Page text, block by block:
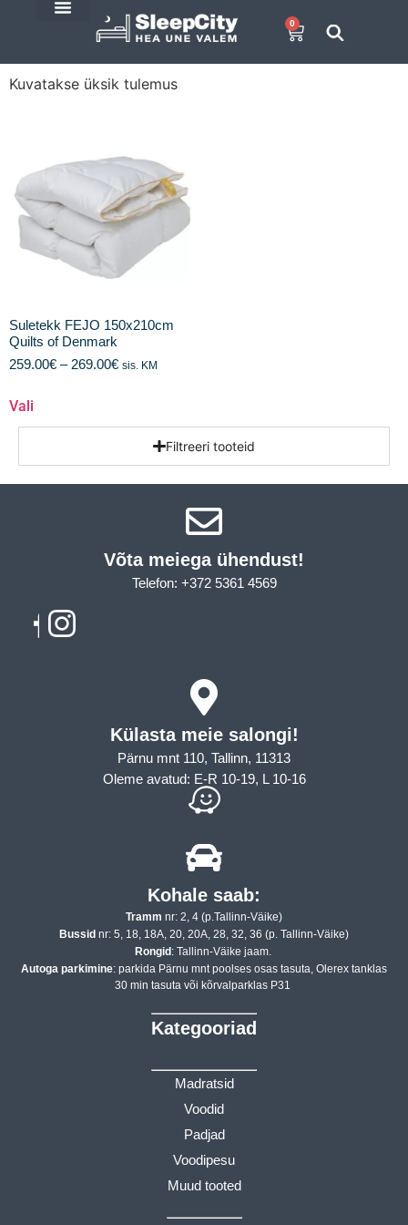
0
Kuvatakse üksik tulemus
Suletekk FEJO 150x210cm
Quilts of Denmark
259.00€ – 269.00€ sis. KM
Vali
Filtreeri tooteid
Võta meiega ühendust!​
Telefon: +372 5361 4569
Külasta meie salongi!
Pärnu mnt 110, Tallinn, 11313
Oleme avatud: E-R 10-19, L 10-16
Kohale saab:
Tramm nr: 2, 4 (p.Tallinn-Väike)
Bussid nr: 5, 18, 18A, 20, 20A, 28, 32, 36 (p. Tallinn-Väike)
Rongid: Tallinn-Väike jaam.
Autoga parkimine: parkida Pärnu mnt poolses osas tasuta, Olerex tanklas
30 min tasuta või kõrvalparklas P31
Kategooriad
Madratsid
Voodid
Padjad
Voodipesu
Muud tooted